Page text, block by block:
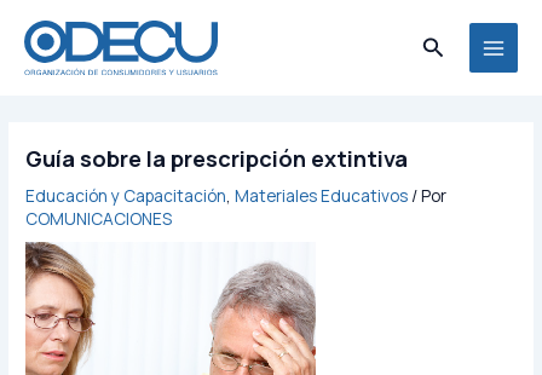
contenido
Buscar
Guía sobre la prescripción extintiva
Educación y Capacitación,Materiales Educativos / Por
COMUNICACIONES